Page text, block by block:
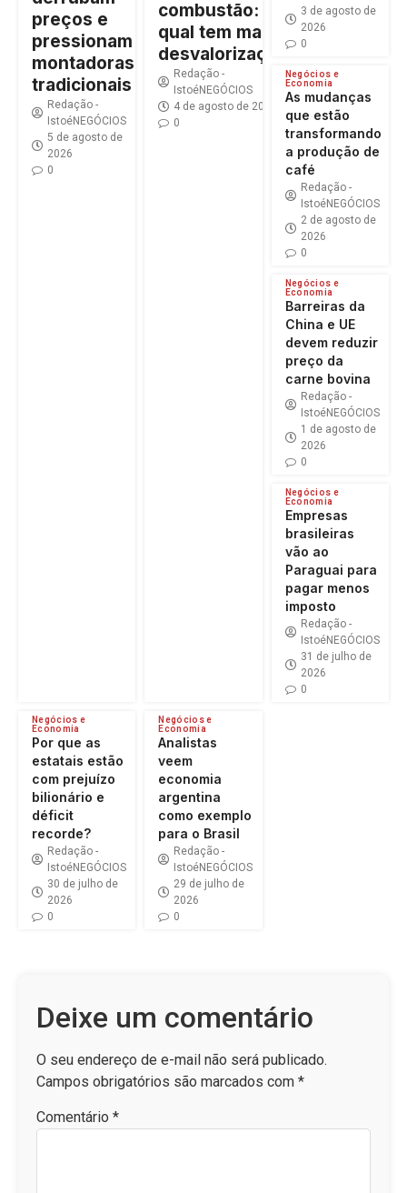
preços e
pressionam
montadoras
tradicionais
Redação -
IstoéNEGÓCIOS
5 de agosto de
2026
0
combustão:
qual tem maior
desvalorização?
Redação -
IstoéNEGÓCIOS
4 de agosto de 2026
0
3 de agosto de
2026
0
Negócios e
Economia
As mudanças
que estão
transformando
a produção de
café
Redação -
IstoéNEGÓCIOS
2 de agosto de
2026
0
Negócios e
Economia
Barreiras da
China e UE
devem reduzir
preço da
carne bovina
Redação -
IstoéNEGÓCIOS
1 de agosto de
2026
0
Negócios e
Economia
Empresas
brasileiras
vão ao
Paraguai para
pagar menos
imposto
Redação -
IstoéNEGÓCIOS
31 de julho de
2026
0
Negócios e
Economia
Por que as
estatais estão
com prejuízo
bilionário e
déficit
recorde?
Redação -
IstoéNEGÓCIOS
30 de julho de
2026
0
Negócios e
Economia
Analistas
veem
economia
argentina
como exemplo
para o Brasil
Redação -
IstoéNEGÓCIOS
29 de julho de
2026
0
Deixe um comentário
O seu endereço de e-mail não será publicado.
Campos obrigatórios são marcados com *
Comentário *